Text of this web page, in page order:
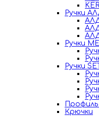
Ручки
Ручки
Ручки
Профиль
Крючки